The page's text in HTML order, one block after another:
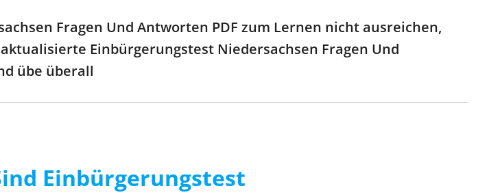
Fragen Und Antworten PDF zum Lernen nicht ausreichen,
Einbürgerungstest Niedersachsen Fragen Und
übe überall
Einbürgerungstest